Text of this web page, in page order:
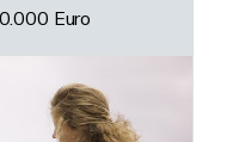
Euro